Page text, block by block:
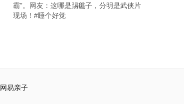
霸”。网友：这哪是踢毽子，分明是武侠片
现场！#睡个好觉
网易亲子